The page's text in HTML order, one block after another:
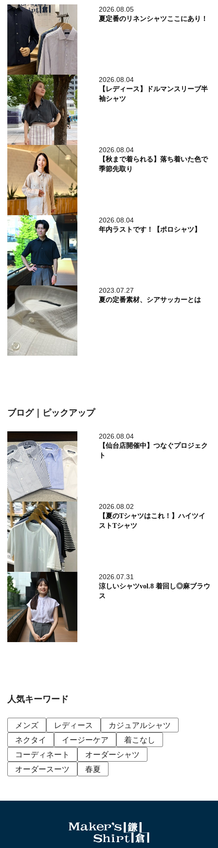
2026.08.05
夏定番のリネンシャツここにあり！
2026.08.04
【レディース】ドルマンスリーブ半
袖シャツ
2026.08.04
【秋まで着られる】落ち着いた色で
季節先取り
2026.08.04
年内ラストです！【ポロシャツ】
2023.07.27
夏の定番素材、シアサッカーとは
ブログ｜ピックアップ
2026.08.04
【仙台店開催中】つなぐプロジェク
ト
2026.08.02
【夏のTシャツはこれ！】ハイツイ
ストTシャツ
2026.07.31
涼しいシャツvol.8 着回し◎麻ブラウ
ス
人気キーワード
メンズ レディース
カジュアルシャツ
ネクタイ
イージーケア
着こなし
コーディネート
オーダーシャツ
オーダースーツ
春夏